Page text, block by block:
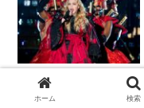
ホーム 検索